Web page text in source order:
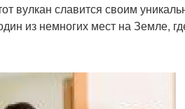
вулкан славится своим
из немногих мест на Земле,